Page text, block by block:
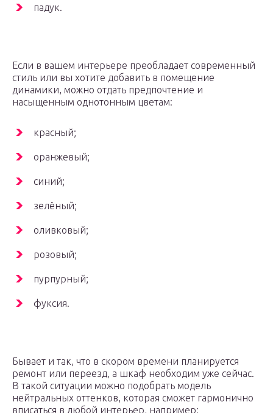
падук.
Если в вашем интерьере преобладает современный
стиль или вы хотите добавить в помещение
динамики, можно отдать предпочтение и
насыщенным однотонным цветам:
красный;
оранжевый;
синий;
зелёный;
оливковый;
розовый;
пурпурный;
фуксия.
Бывает и так, что в скором времени планируется
ремонт или переезд, а шкаф необходим уже сейчас.
В такой ситуации можно подобрать модель
нейтральных оттенков, которая сможет гармонично
вписаться в любой интерьер, например: